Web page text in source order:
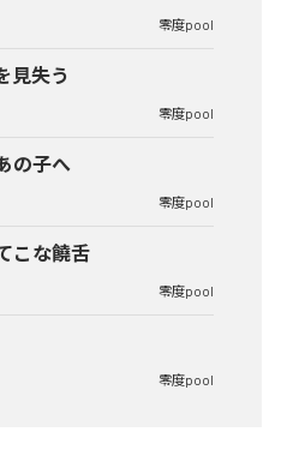
零度pool
見失う
零度pool
の子へ
零度pool
こな饒舌
零度pool
零度pool